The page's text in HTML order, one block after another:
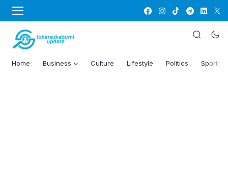
Home Business Culture Lifestyle Politics Sports